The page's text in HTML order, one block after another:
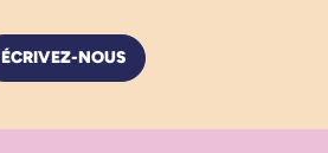
ÉCRIVEZ-NOUS